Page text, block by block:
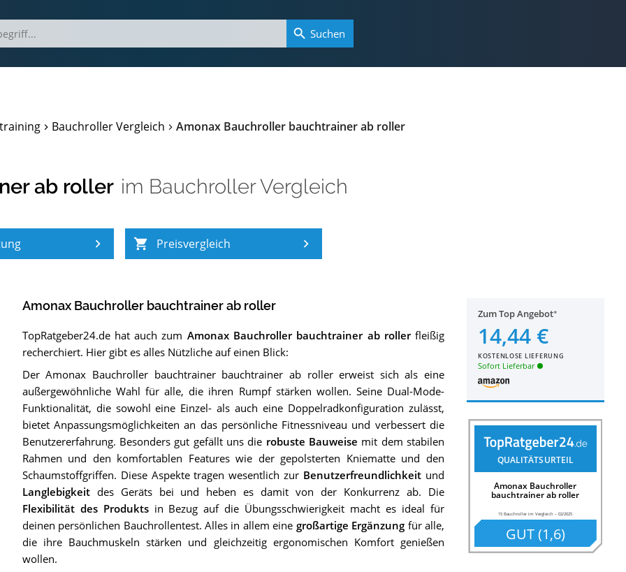
Bauchroller Vergleich Amonax Bauchroller bauchtrainer ab roller
ab roller im Bauchroller Vergleich
Preisvergleich
Zum Top Angebot
14,44 €
KOSTENLOSE LIEFERUNG
Sofort Lieferbar
QUALITÄTSURTEIL
Amonax Bauchroller
bauchtrainer ab roller
15 Bauchroller im Vergleich –02/2025
GUT(1,6)
Amonax Bauchroller bauchtrainer ab roller
TopRatgeber24.de hat auch zum Amonax Bauchroller bauchtrainer ab rollerfleißig
recherchiert. Hier gibt es alles Nützliche auf einen Blick:
Der Amonax Bauchroller bauchtrainer bauchtrainer ab roller erweist sich als eine
außergewöhnliche Wahl für alle, die ihren Rumpf stärken wollen. Seine Dual-Mode-
Funktionalität, die sowohl eine Einzel- als auch eine Doppelradkonfiguration zulässt,
bietet Anpassungsmöglichkeiten an das persönliche Fitnessniveau und verbessert die
Benutzererfahrung. Besonders gut gefällt uns die robuste Bauweise mit dem stabilen
Rahmen und den komfortablen Features wie der gepolsterten Kniematte und den
Schaumstoffgriffen. Diese Aspekte tragen wesentlich zur Benutzerfreundlichkeit und
Langlebigkeitdes Geräts bei und heben es damit von der Konkurrenz ab. Die
Flexibilität des Produktsin Bezug auf die Übungsschwierigkeit macht es ideal für
deinen persönlichen Bauchrollentest. Alles in allem eine großartige Ergänzung für alle,
die ihre Bauchmuskeln stärken und gleichzeitig ergonomischen Komfort genießen
wollen.
Suchen